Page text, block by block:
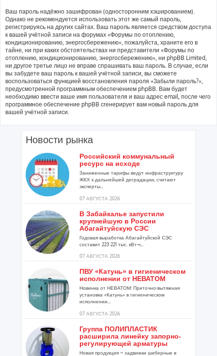
Ваш пароль надёжно зашифрован (односторонним хэшированием).
Однако не рекомендуется использовать этот же самый пароль,
регистрируясь на других сайтах. Ваш пароль является средством доступа
к вашей учётной записи на форумах «Форумы по отоплению,
кондиционированию, энергосбережению», пожалуйста, храните его в
тайне, ни при каких обстоятельствах ни представители «Форумы по
отоплению, кондиционированию, энергосбережению», ни phpBB Limited,
ни другое третье лицо не вправе спрашивать ваш пароль. В случае, если
вы забудете ваш пароль к вашей учётной записи, вы сможете
воспользоваться функцией восстановления пароля «Забыли пароль?»,
предусмотренной программным обеспечением phpBB. Вам будет
необходимо ввести ваше имя пользователя и ваш адрес email, после чего
программное обеспечение phpBB сгенерирует вам новый пароль для
вашей учётной записи.
Новости рынка
Российский коммунальный
ресурс на исходе
Заниженные тарифы ведут инфраструктуру
ЖКХ к дальнейшей деградации, считают
эксперты...
07 АВГУСТА 2026
В Забайкалье запустили
крупнейшую в России
Абагайтуйскую СЭС
Годовая выработка Абагайтуйской СЭС
составит 223 221 тыс. кВт-ч...
07 АВГУСТА 2026
ПВУ «Катунь» в гигиеническом
исполнении от НЕВАТОМ
Новинка от НЕВАТОМ: Приточно-вытяжная
установка «Катунь» в гигиеническом
исполнении...
07 АВГУСТА 2026
Группа ПОЛИПЛАСТИК
расширила линейку запорно-
регулирующей арматуры
Новая продукция – задвижки шиберные в